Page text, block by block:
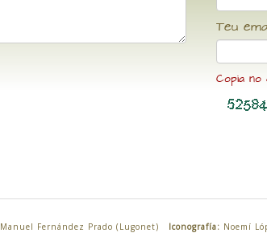
Teu
Copia no
Manuel Fernández Prado (Lugonet) Iconografía: Noemí